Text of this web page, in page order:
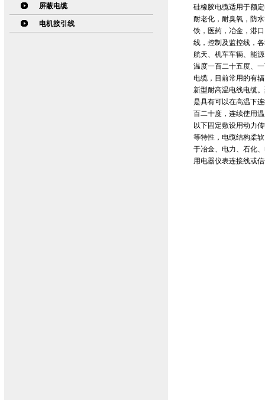
屏蔽电缆
电机接引线
硅橡胶电缆适用于额
耐老化，耐臭氧，防
铁，医药，冶金，港
线，控制及监控线，
航天、机车车辆、能
温度一百二十五度、
电缆，目前常用的有
新型耐高温电线电缆
是具有可以在高温下
百二十度，连续使用
以下固定敷设用动力
等特性，电缆结构柔
于冶金、电力、石化
用电器仪表连接线或